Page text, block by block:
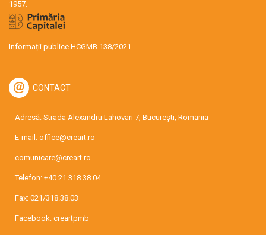
1957.
Informații publice HCGMB 138/2021
CONTACT
Adresă: Strada Alexandru Lahovari 7, București, Romania
E-mail: office@creart.ro
comunicare@creart.ro
Telefon: +40.21.318.38.04
Fax: 021/318.38.03
Facebook: creartpmb